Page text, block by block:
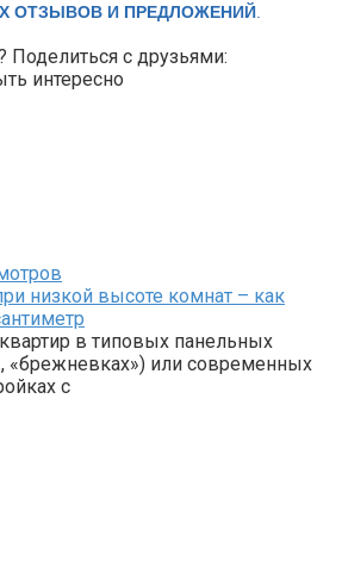
ОТЗЫВОВ И ПРЕДЛОЖЕНИЙ.
Поделиться с друзьями:
интересно
низкой высоте комнат – как
в типовых панельных
«брежневках») или современных
с